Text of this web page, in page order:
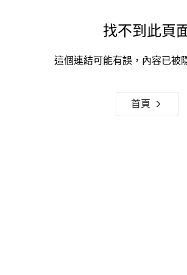
找不到此頁
這個連結可能有誤，內容已被
首頁